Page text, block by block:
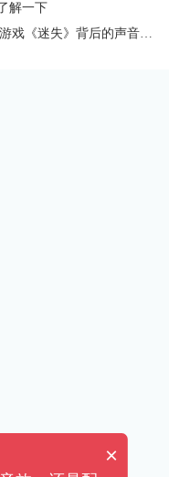
解一下
下一篇：吸猫人必玩，大奖提名赛博猫咪游戏《迷失》背后的声音制作
×